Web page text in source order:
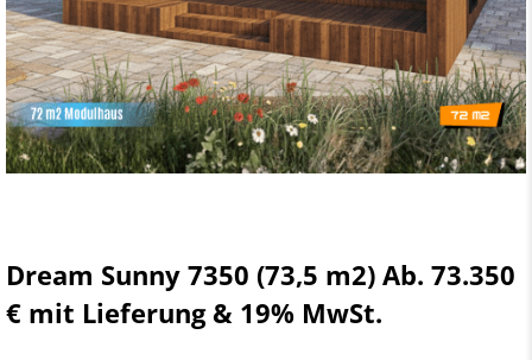
Dream Sunny 7350 (73,5 m2) Ab. 73.350
€ mit Lieferung & 19% MwSt.